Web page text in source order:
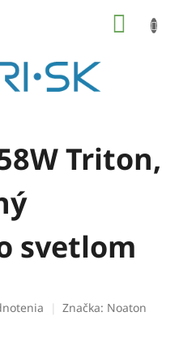
Triton,
svetlom
Značka: Noaton